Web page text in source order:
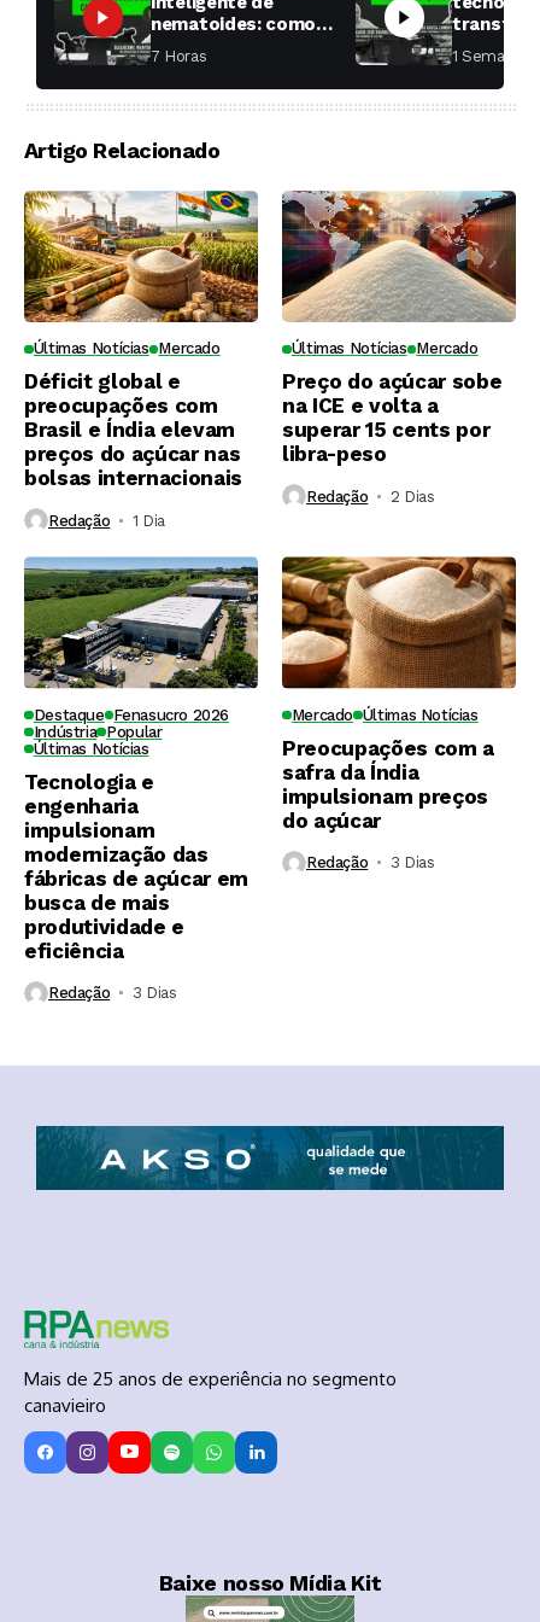
nematoides: como
aumentar a
produtividade das
soqueiras?
7 Horas ⁮
fábricas
1 Semana ⁮
Artigo Relacionado
Últimas Notícias Mercado
Déficit global e
preocupações com
Brasil e Índia elevam
preços do açúcar nas
bolsas internacionais
Redação 1 Dia ⁮
Últimas Notícias Mercado
Preço do açúcar sobe
na ICE e volta a
superar 15 cents por
libra-peso
Redação 2 Dias ⁮
Destaque Fenasucro 2026
Indústria Popular
Últimas Notícias
Tecnologia e
engenharia
impulsionam
modernização das
fábricas de açúcar em
busca de mais
produtividade e
eficiência
Redação 3 Dias ⁮
Mercado Últimas Notícias
Preocupações com a
safra da Índia
impulsionam preços
do açúcar
Redação 3 Dias ⁮
Mais de 25 anos de experiência no segmento
canavieiro
Baixe nosso Mídia Kit